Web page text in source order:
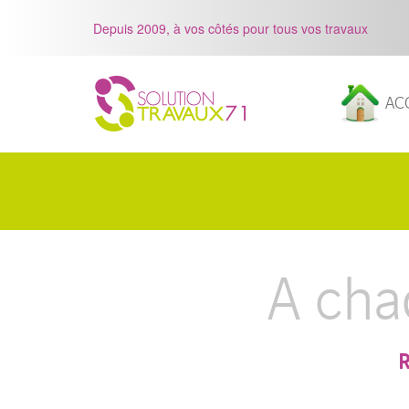
Depuis 2009, à vos côtés pour tous vos travaux
A